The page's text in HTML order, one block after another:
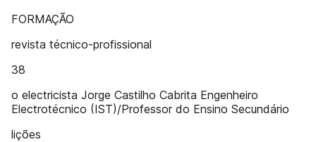
FORMAÇÃO
revista técnico-profissional
38
o electricista Jorge Castilho Cabrita Engenheiro
Electrotécnico (IST)/Professor do Ensino Secundário
lições